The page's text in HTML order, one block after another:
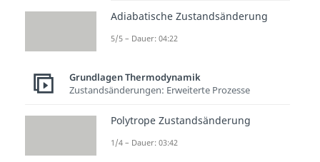
Adiabatische Zustandsänderung
5/5 – Dauer: 04:22
Grundlagen Thermodynamik
Zustandsänderungen: Erweiterte Prozesse
Polytrope Zustandsänderung
1/4 – Dauer: 03:42